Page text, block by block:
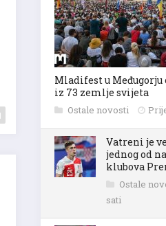
Mladifest u
iz 73 zemlje svijeta
Ostale novosti
Vatreni je
jednog od
klubova
Ostale
sati